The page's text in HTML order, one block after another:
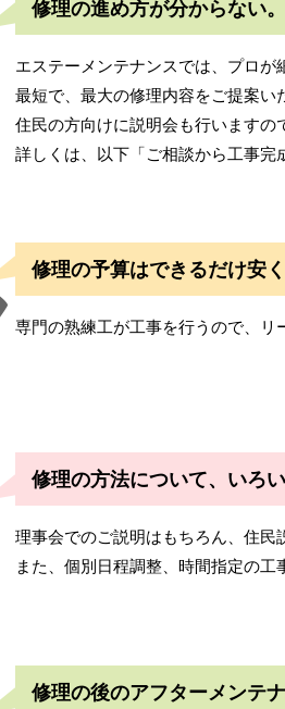
修理の進め方が分からない
エステーメンテナンスでは、プロ
最短で、最大の修理内容をご提案い
住民の方向けに説明会も行いますの
詳しくは、以下「ご相談から工事
修理の予算はできるだけ安
専門の熟練工が工事を行うので、
修理の方法について、いろ
理事会でのご説明はもちろん、住
また、個別日程調整、時間指定の
修理の後のアフターメンテ